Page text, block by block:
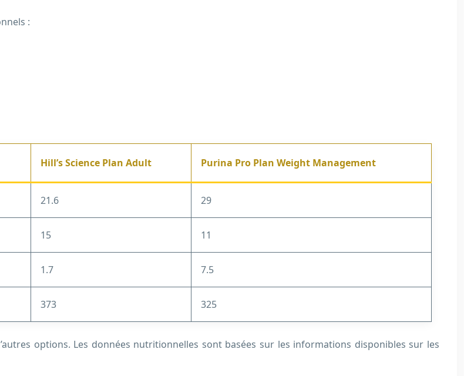
:
Hill’s Science Plan Adult Purina Pro Plan Weight Management
21.6 29
15 11
1.7 7.5
373 325
options. Les données nutritionnelles sont basées sur les informations disponibles sur les